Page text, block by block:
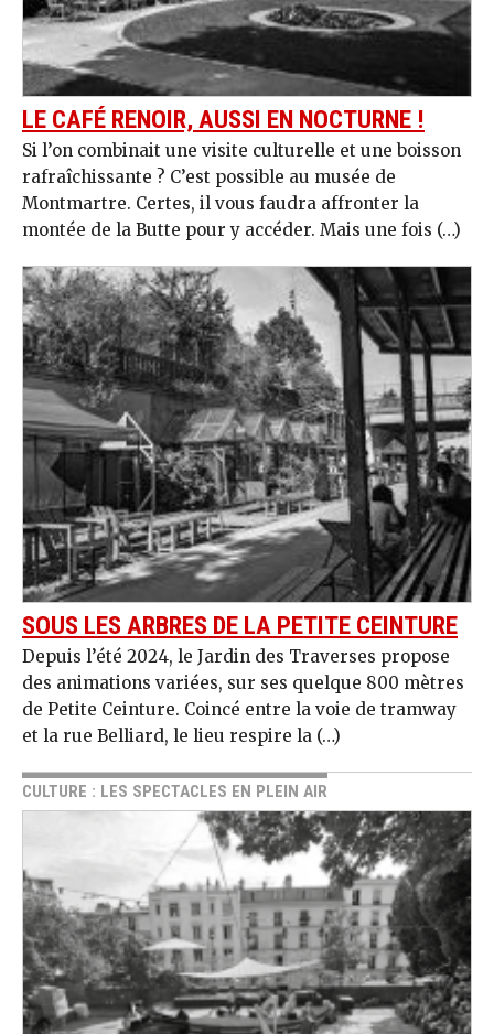
LE CAFÉ RENOIR, AUSSI EN NOCTURNE !
Si l’on combinait une visite culturelle et une boisson
rafraîchissante ? C’est possible au musée de
Montmartre. Certes, il vous faudra affronter la
montée de la Butte pour y accéder. Mais une fois (…)
SOUS LES ARBRES DE LA PETITE CEINTURE
Depuis l’été 2024, le Jardin des Traverses propose
des animations variées, sur ses quelque 800 mètres
de Petite Ceinture. Coincé entre la voie de tramway
et la rue Belliard, le lieu respire la (…)
CULTURE : LES SPECTACLES EN PLEIN AIR